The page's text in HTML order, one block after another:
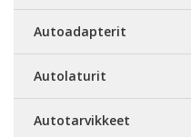
Autoadapterit
Autolaturit
Autotarvikkeet